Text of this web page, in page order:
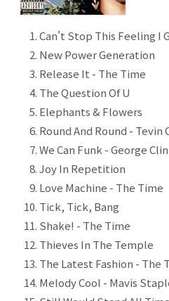
Can't Stop This Feeling I
New Power Generation
Release It - The Time
The Question Of U
Elephants & Flowers
Round And Round - Tevin
We Can Funk -George
Joy In Repetition
Love Machine - The Time
Tick, Tick, Bang
Shake! - The Time
Thieves In The Temple
The Latest Fashion - The
Melody Cool - Mavis